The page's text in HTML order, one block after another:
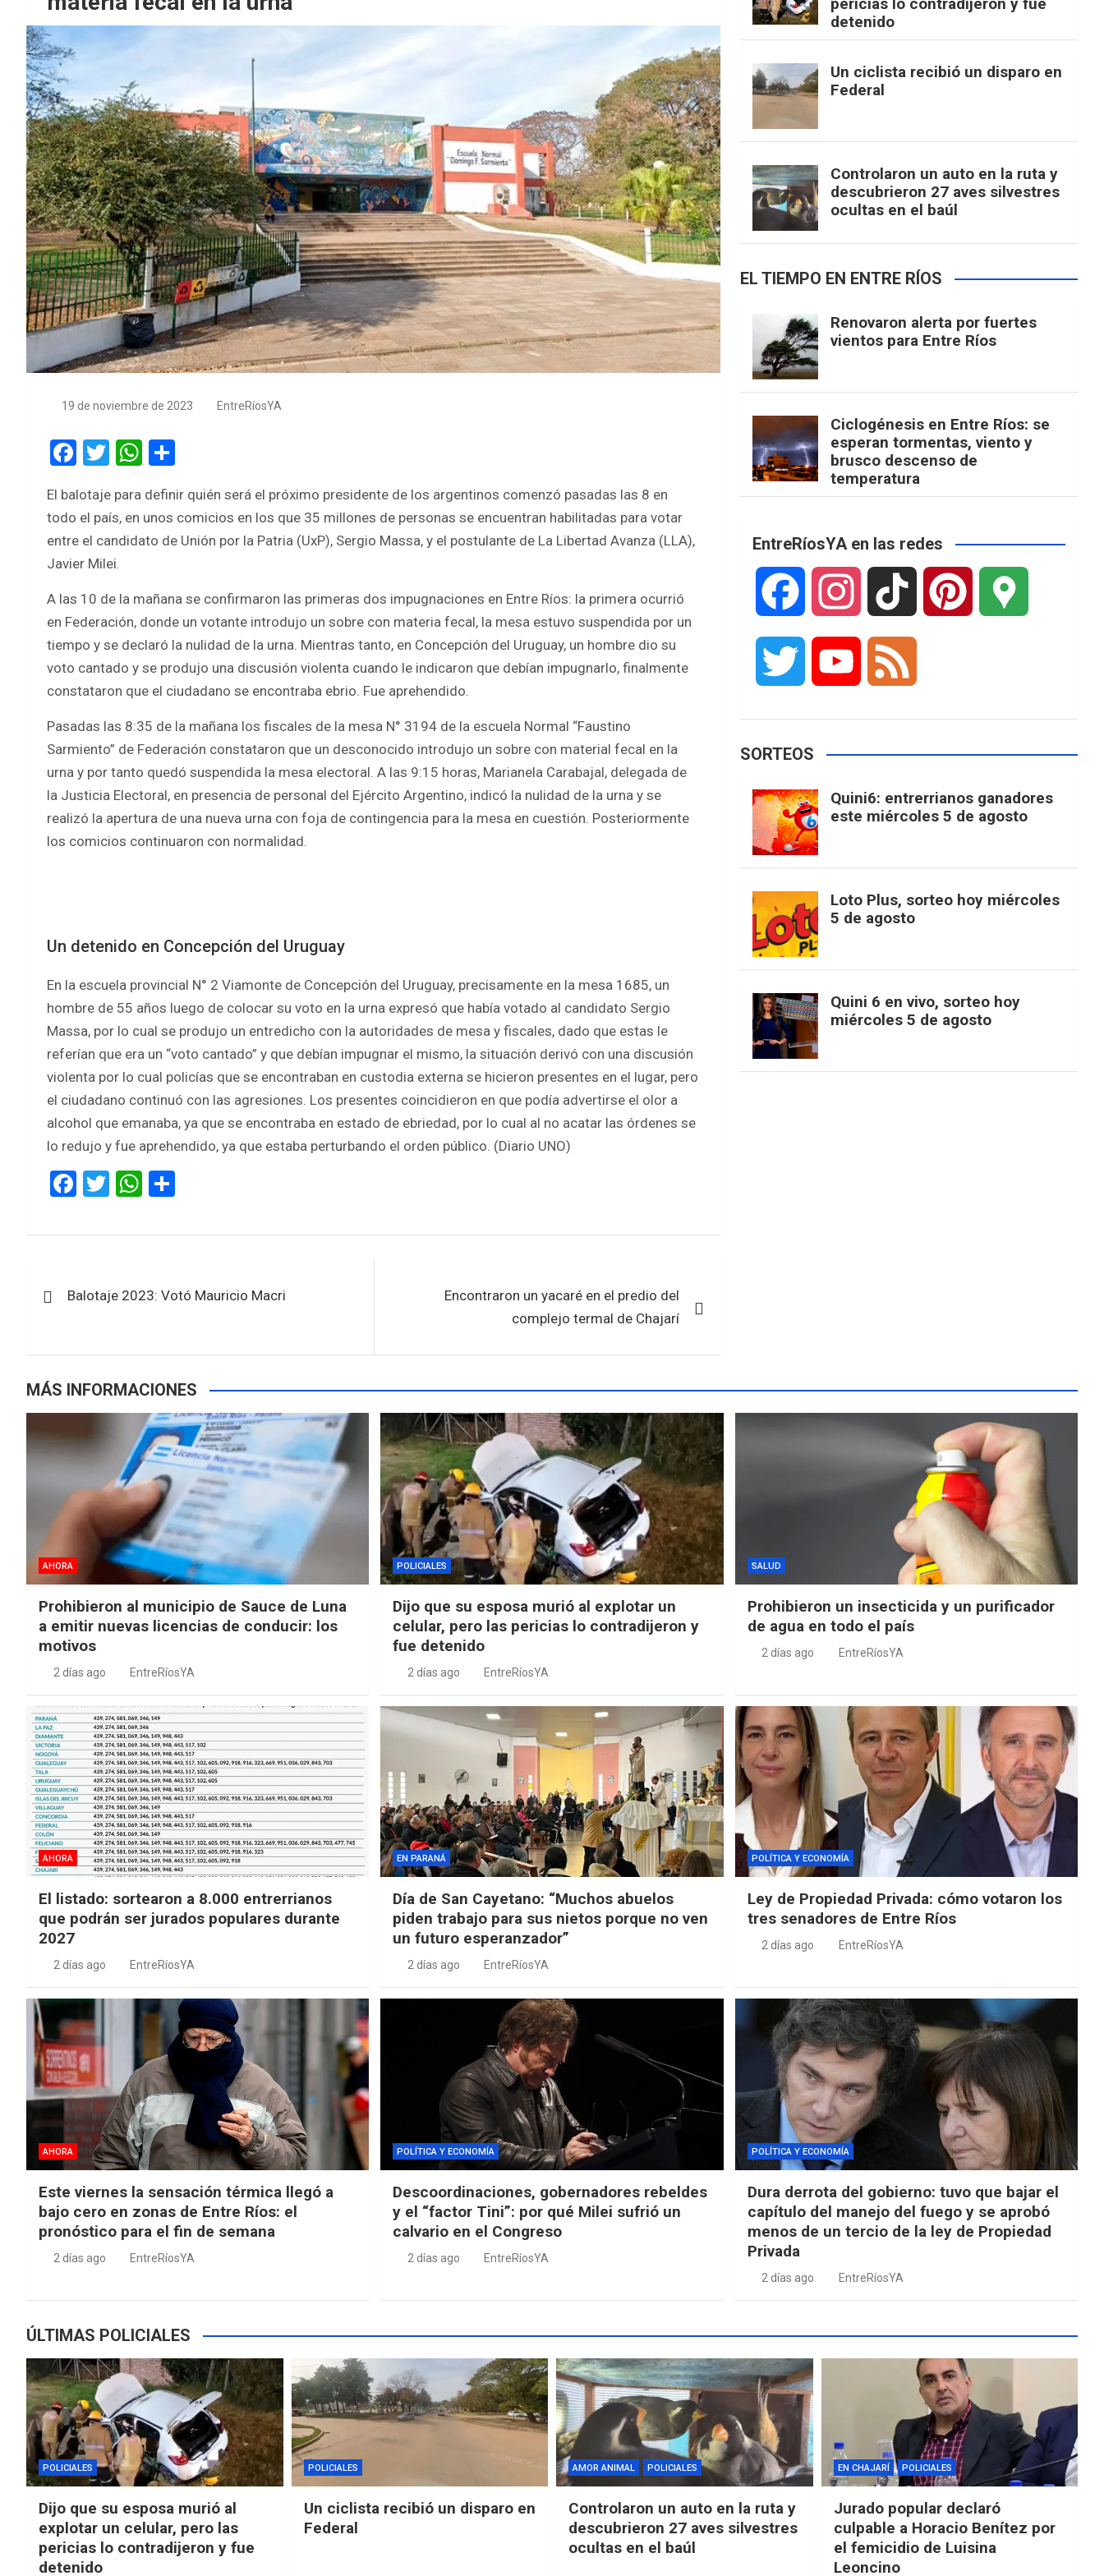
19 de noviembre de 2023 EntreRíosYA
F
ce
b
o
k
T
tt
er
W
at
s
p
ar
e
El balotaje para definir quién será el próximo presidente de los argentinos comenzó pasadas las 8 en
todo el país, en unos comicios en los que 35 millones de personas se encuentran habilitadas para votar
entre el candidato de Unión por la Patria (UxP), Sergio Massa, y el postulante de La Libertad Avanza (LLA),
Javier Milei.
A las 10 de la mañana se confirmaron las primeras dos impugnaciones en Entre Ríos: la primera ocurrió
en Federación, donde un votante introdujo un sobre con materia fecal, la mesa estuvo suspendida por un
tiempo y se declaró la nulidad de la urna. Mientras tanto, en Concepción del Uruguay, un hombre dio su
voto cantado y se produjo una discusión violenta cuando le indicaron que debían impugnarlo, finalmente
constataron que el ciudadano se encontraba ebrio. Fue aprehendido.
Pasadas las 8:35 de la mañana los fiscales de la mesa N° 3194 de la escuela Normal “Faustino
Sarmiento” de Federación constataron que un desconocido introdujo un sobre con material fecal en la
urna y por tanto quedó suspendida la mesa electoral. A las 9:15 horas, Marianela Carabajal, delegada de
la Justicia Electoral, en presencia de personal del Ejército Argentino, indicó la nulidad de la urna y se
realizó la apertura de una nueva urna con foja de contingencia para la mesa en cuestión. Posteriormente
los comicios continuaron con normalidad.
Un detenido en Concepción del Uruguay
En la escuela provincial N° 2 Viamonte de Concepción del Uruguay, precisamente en la mesa 1685, un
hombre de 55 años luego de colocar su voto en la urna expresó que había votado al candidato Sergio
Massa, por lo cual se produjo un entredicho con la autoridades de mesa y fiscales, dado que estas le
referían que era un “voto cantado” y que debían impugnar el mismo, la situación derivó con una discusión
violenta por lo cual policías que se encontraban en custodia externa se hicieron presentes en el lugar, pero
el ciudadano continuó con las agresiones. Los presentes coincidieron en que podía advertirse el olor a
alcohol que emanaba, ya que se encontraba en estado de ebriedad, por lo cual al no acatar las órdenes se
lo redujo y fue aprehendido, ya que estaba perturbando el orden público. (Diario UNO)
F
ce
o
T
tt
W
at
A
ar
de
Balotaje 2023: Votó Mauricio Macri
Encontraron un yacaré en el predio del
complejo termal de Chajarí
pericias lo contradijeron y fue
detenido
Un ciclista recibió un disparo en
Federal
Controlaron un auto en la ruta y
descubrieron 27 aves silvestres
ocultas en el baúl
EL TIEMPO EN ENTRE RÍOS
Renovaron alerta por fuertes
vientos para Entre Ríos
Ciclogénesis en Entre Ríos: se
esperan tormentas, viento y
brusco descenso de
temperatura
EntreRíosYA en las redes
a
b
o
k
n
a
i
t
t
e
r
u
b
e
d
SORTEOS
Quini6: entrerrianos ganadores
este miércoles 5 de agosto
Loto Plus, sorteo hoy miércoles
5 de agosto
Quini 6 en vivo, sorteo hoy
miércoles 5 de agosto
MÁS INFORMACIONES
AHORA
Prohibieron al municipio de Sauce de Luna
a emitir nuevas licencias de conducir: los
motivos
2 días ago EntreRíosYA
POLICIALES
Dijo que su esposa murió al explotar un
celular, pero las pericias lo contradijeron y
fue detenido
2 días ago EntreRíosYA
SALUD
Prohibieron un insecticida y un purificador
de agua en todo el país
2 días ago EntreRíosYA
AHORA
El listado: sortearon a 8.000 entrerrianos
que podrán ser jurados populares durante
2027
2 días ago EntreRíosYA
EN PARANÁ
Día de San Cayetano: “Muchos abuelos
piden trabajo para sus nietos porque no ven
un futuro esperanzador”
2 días ago EntreRíosYA
POLÍTICA Y ECONOMÍA
Ley de Propiedad Privada: cómo votaron los
tres senadores de Entre Ríos
2 días ago EntreRíosYA
AHORA
Este viernes la sensación térmica llegó a
bajo cero en zonas de Entre Ríos: el
pronóstico para el fin de semana
2 días ago EntreRíosYA
POLÍTICA Y ECONOMÍA
Descoordinaciones, gobernadores rebeldes
y el “factor Tini”: por qué Milei sufrió un
calvario en el Congreso
2 días ago EntreRíosYA
POLÍTICA Y ECONOMÍA
Dura derrota del gobierno: tuvo que bajar el
capítulo del manejo del fuego y se aprobó
menos de un tercio de la ley de Propiedad
Privada
2 días ago EntreRíosYA
ÚLTIMAS POLICIALES
POLICIALES
Dijo que su esposa murió al
explotar un celular, pero las
pericias lo contradijeron y fue
detenido
POLICIALES
Un ciclista recibió un disparo en
Federal
AMOR ANIMAL POLICIALES
Controlaron un auto en la ruta y
descubrieron 27 aves silvestres
ocultas en el baúl
EN CHAJARÍ POLICIALES
Jurado popular declaró
culpable a Horacio Benítez por
el femicidio de Luisina
Leoncino